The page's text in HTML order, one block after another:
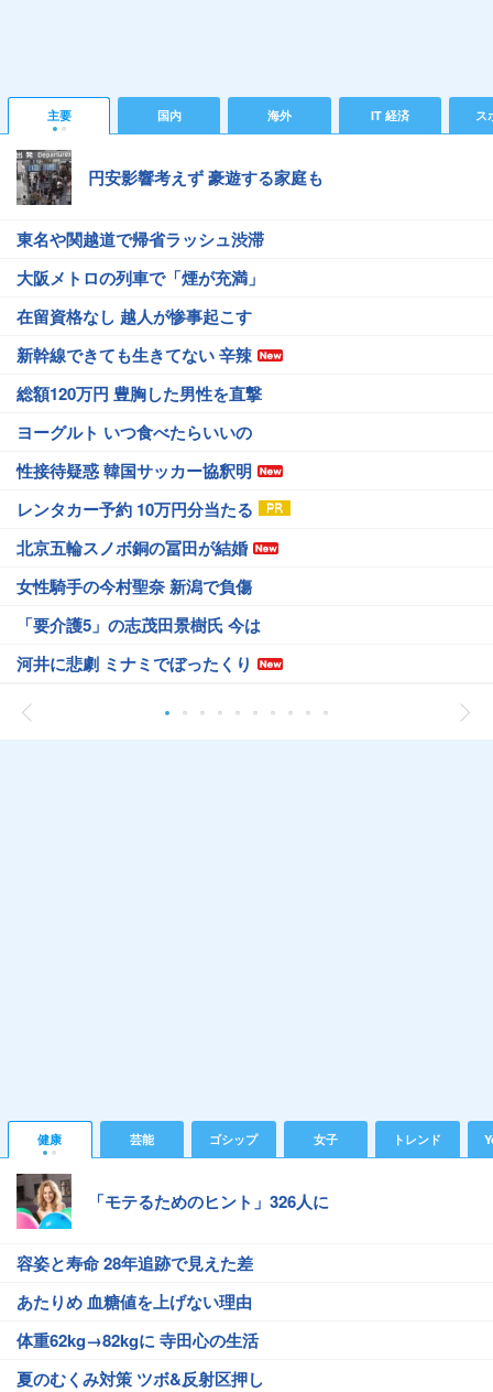
主要 国内 海外 IT 経済 ス
円安影響考えず 豪遊する家庭も
東名や関越道で帰省ラッシュ渋滞
大阪メトロの列車で「煙が充満」
在留資格なし 越人が惨事起こす
新幹線できても生きてない 辛辣
総額120万円 豊胸した男性を直撃
ヨーグルト いつ食べたらいいの
性接待疑惑 韓国サッカー協釈明
レンタカー予約 10万円分当たる
北京五輪スノボ銅の冨田が結婚
女性騎手の今村聖奈 新潟で負傷
「要介護5」の志茂田景樹氏 今は
河井に悲劇 ミナミでぼったくり
健康 芸能 ゴシップ 女子 トレンド
「モテるためのヒント」326人に
容姿と寿命 28年追跡で見えた差
あたりめ 血糖値を上げない理由
体重62kg→82kgに 寺田心の生活
夏のむくみ対策 ツボ&反射区押し